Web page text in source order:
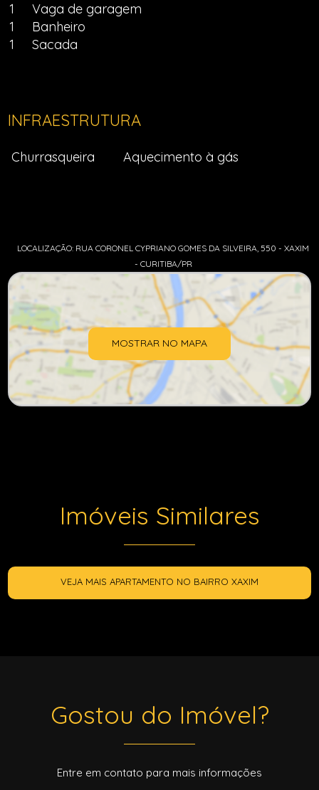
1
Vaga de garagem
1
Banheiro
1
Sacada
INFRAESTRUTURA
Churrasqueira Aquecimento à gás
LOCALIZAÇÃO: RUA CORONEL CYPRIANO GOMES DA SILVEIRA, 550 - XAXIM
- CURITIBA/PR
MOSTRAR NO MAPA
Imóveis Similares
VEJA MAIS APARTAMENTO NO BAIRRO XAXIM
Gostou do Imóvel?
Entre em contato para mais informações